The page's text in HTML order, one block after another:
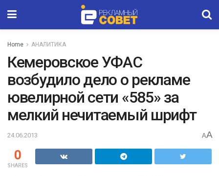
Home АНАЛИТИКА
Кемеровское УФАС
возбудило дело о рекламе
ювелирной сети «585» за
мелкий нечитаемый шрифт
24.06.2013 AA
0
SHARES